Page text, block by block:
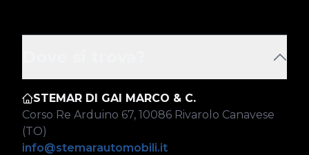
STEMAR DI GAI MARCO & C.
Corso Re Arduino 67, 10086 Rivarolo Canavese
(TO)
info@stemarautomobili.it